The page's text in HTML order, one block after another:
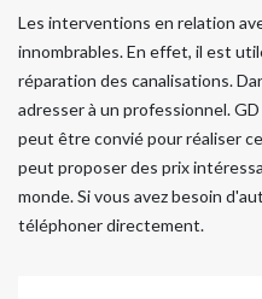
Les interventions en relation
innombrables. En effet, il est
réparation des canalisations.
adresser à un professionnel.
peut être convié pour réaliser
peut proposer des prix
monde. Si vous avez besoin
téléphoner directement.